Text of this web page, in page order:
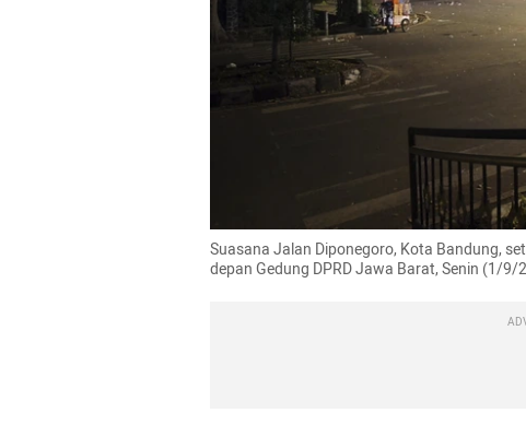
Suasana Jalan Diponegoro, Kota Bandung,
depan Gedung DPRD Jawa Barat, Senin (1/